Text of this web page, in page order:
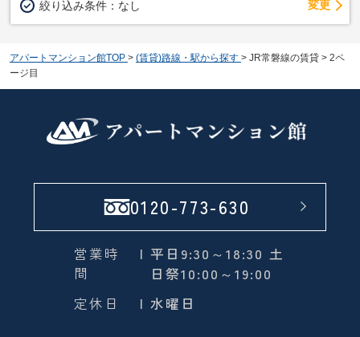
絞り込み条件： なし 変更
アパートマンション館TOP > (賃貸)路線・駅から探す > JR常磐線の賃貸 > 2ペ
ージ目
0120-773-630
営業時
間
| 平日9:30～18:30 土
日祭10:00～19:00
定休日
| 水曜日